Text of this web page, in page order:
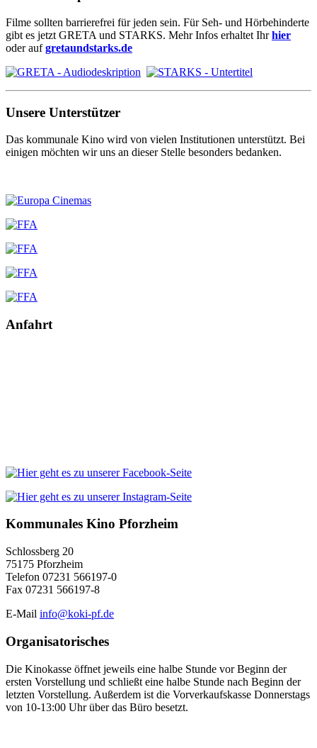
Filme sollten barrierefrei für jeden sein. Für Seh- und Hörbehinderte
gibt es jetzt GRETA und STARKS. Mehr Infos erhaltet Ihrhier
oder aufgretaundstarks.de
Unsere Unterstützer
Das kommunale Kino wird von vielen Institutionen unterstützt. Bei
einigen möchten wir uns an dieser Stelle besonders bedanken.
Anfahrt
Kommunales Kino Pforzheim
Schlossberg 20
75175 Pforzheim
Telefon 07231 566197-0
Fax 07231 566197-8
E-Mail info@koki-pf.de
Organisatorisches
Die Kinokasse öffnet jeweils eine halbe Stunde vor Beginn der
ersten Vorstellung und schließt eine halbe Stunde nach Beginn der
letzten Vorstellung. Außerdem ist die Vorverkaufskasse Donnerstags
von 10-13:00 Uhr über das Büro besetzt.